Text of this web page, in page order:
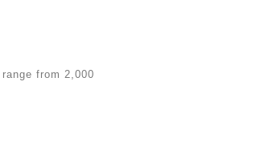
from 2,000